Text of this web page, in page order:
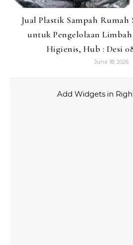
Jual Plastik Sampah
untuk Pengelolaan
Higienis, Hub : Desi
June 18, 2026
Add Widgets in